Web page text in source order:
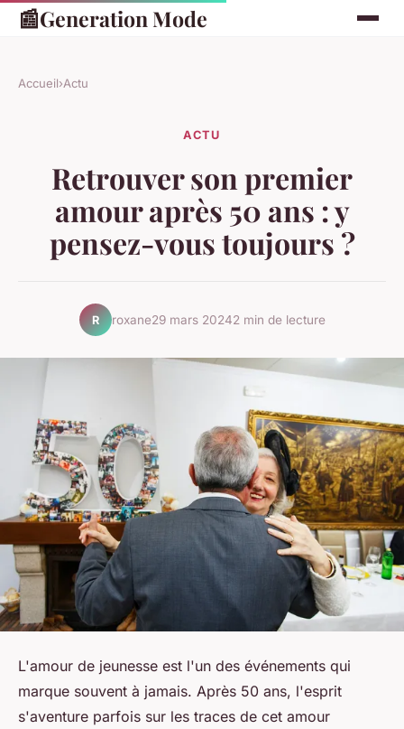
📰Generation Mode
Accueil›Actu
ACTU
Retrouver son premier
amour après 50 ans : y
pensez-vous toujours ?
R roxane29 mars 20242 min de lecture
L'amour de jeunesse est l'un des événements qui
marque souvent à jamais. Après 50 ans, l'esprit
s'aventure parfois sur les traces de cet amour